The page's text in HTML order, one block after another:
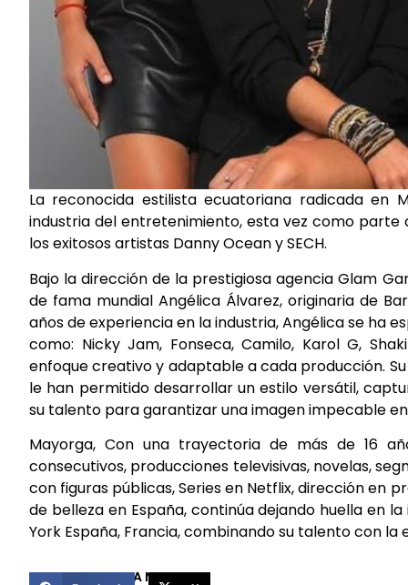
La reconocida estilista ecuatoriana radicada en
industria del entretenimiento, esta vez como parte
los exitosos artistas Danny Ocean y SECH.
Bajo la dirección de la prestigiosa agencia Glam
de fama mundial Angélica Álvarez, originaria de
años de experiencia en la industria, Angélica se ha
como: Nicky Jam, Fonseca, Camilo, Karol G,
enfoque creativo y adaptable a cada producción.
le han permitido desarrollar un estilo versátil,
su talento para garantizar una imagen impecable
Mayorga, Con una trayectoria de más de 16
consecutivos, producciones televisivas, novelas,
con figuras públicas, Series en Netflix, dirección en
de belleza en España, continúa dejando huella en
York España, Francia, combinando su talento con
COMPARTIR ESTA NOTICIA